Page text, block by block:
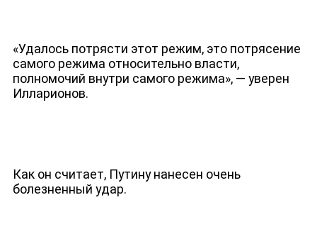
«Удалось потрясти этот режим, это потрясение
самого режима относительно власти,
полномочий внутри самого режима», — уверен
Илларионов.
Как он считает, Путину нанесен очень
болезненный удар.